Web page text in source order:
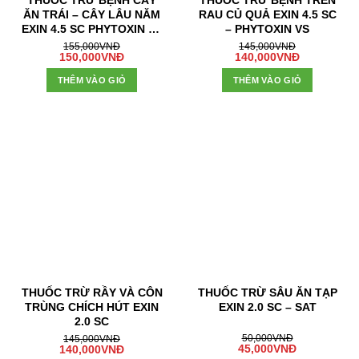
ĂN TRÁI – CÂY LÂU NĂM
EXIN 4.5 SC PHYTOXIN VS
– FR
155,000VNĐ
150,000VNĐ
THÊM VÀO GIỎ
RAU CỦ QUẢ EXIN 4.5 SC
– PHYTOXIN VS
145,000VNĐ
140,000VNĐ
THÊM VÀO GIỎ
THUỐC TRỪ RẦY VÀ CÔN
TRÙNG CHÍCH HÚT EXIN
2.0 SC
145,000VNĐ
140,000VNĐ
THUỐC TRỪ SÂU ĂN TẠP
EXIN 2.0 SC – SAT
50,000VNĐ
45,000VNĐ